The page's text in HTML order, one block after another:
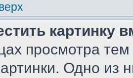
картинку
просмотра
Одно из